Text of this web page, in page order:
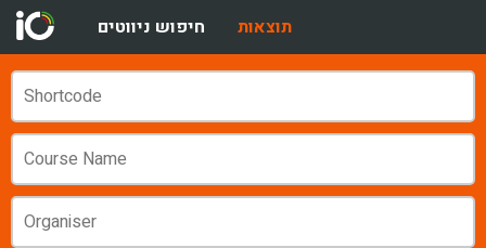
חיפוש ניווטים תוצאות